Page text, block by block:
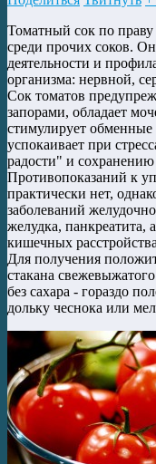
Томатный сок по
среди прочих соков.
деятельности и
организма: нервной,
Сок томатов
запорами, обладает
стимулирует
успокаивает при
радости" и
Противопоказаний к
практически нет,
заболеваний
желудка, панкреатита,
кишечных
Для получения
стакана
без сахара - гораздо
дольку чеснока или